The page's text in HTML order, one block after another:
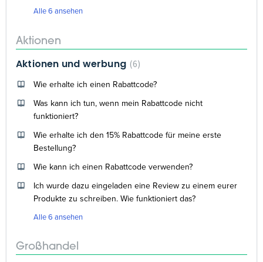
Alle 6 ansehen
Aktionen
Aktionen und werbung 6
Wie erhalte ich einen Rabattcode?
Was kann ich tun, wenn mein Rabattcode nicht
funktioniert?
Wie erhalte ich den 15% Rabattcode für meine erste
Bestellung?
Wie kann ich einen Rabattcode verwenden?
Ich wurde dazu eingeladen eine Review zu einem eurer
Produkte zu schreiben. Wie funktioniert das?
Alle 6 ansehen
Großhandel